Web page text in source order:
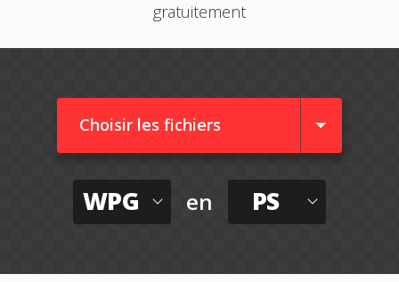
gratuitement
Choisir les fichiers
WPG en PS